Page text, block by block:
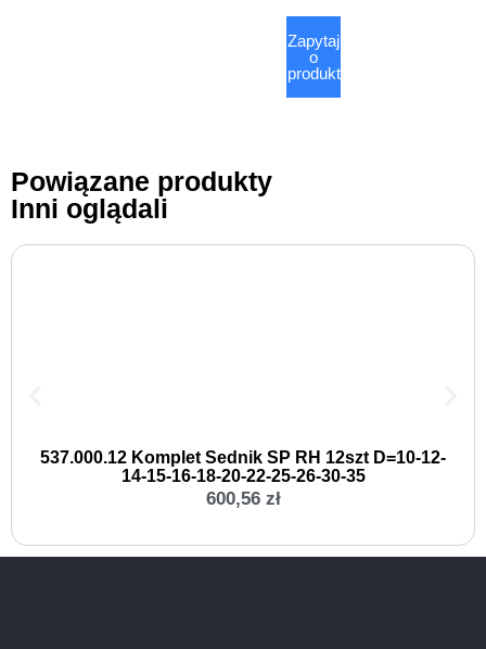
Zapytaj
o
produkt
Powiązane produkty
Inni oglądali
537.000.12 Komplet Sednik SP RH 12szt D=10-12-
14-15-16-18-20-22-25-26-30-35
600,56 zł